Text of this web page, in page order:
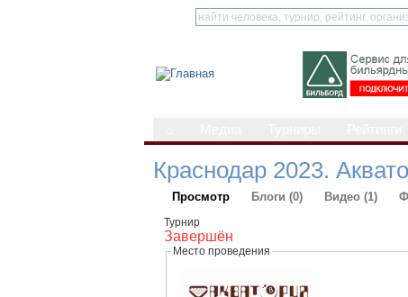
Краснодар 2023.
Просмотр Блоги (0) Видео (1)
Турнир
Завершён
Место проведения